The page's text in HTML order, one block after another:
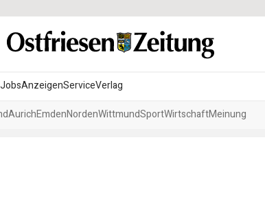
JobsAnzeigenServiceVerlag
AurichEmdenNordenWittmundSportWirtschaftMeinung